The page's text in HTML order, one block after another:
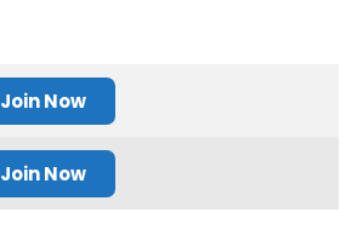
Join Now
Join Now